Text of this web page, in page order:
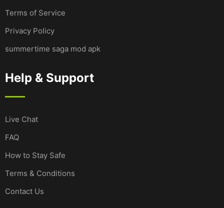
Terms of Service
Privacy Policy
summertime saga mod apk
Help & Support
Live Chat
FAQ
How to Stay Safe
Terms & Conditions
Contact Us